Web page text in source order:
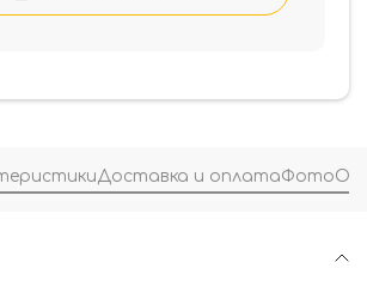
Доставка и оплатаФото